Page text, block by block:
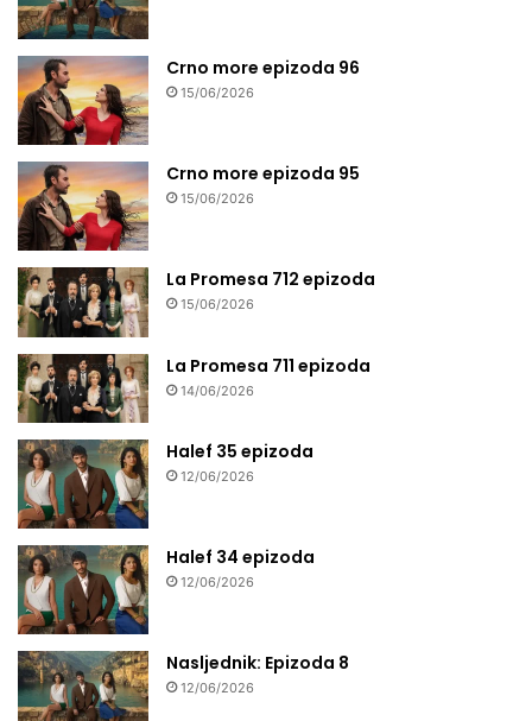
Crno more epizoda 96
15/06/2026
Crno more epizoda 95
15/06/2026
La Promesa 712 epizoda
15/06/2026
La Promesa 711 epizoda
14/06/2026
Halef 35 epizoda
12/06/2026
Halef 34 epizoda
12/06/2026
Nasljednik: Epizoda 8
12/06/2026